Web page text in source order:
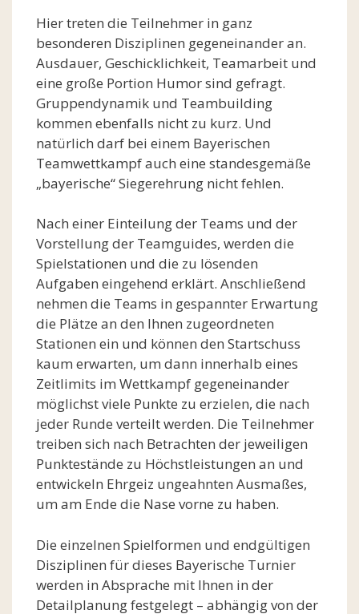
Hier treten die Teilnehmer in ganz
besonderen Disziplinen gegeneinander an.
Ausdauer, Geschicklichkeit, Teamarbeit und
eine große Portion Humor sind gefragt.
Gruppendynamik und Teambuilding
kommen ebenfalls nicht zu kurz. Und
natürlich darf bei einem Bayerischen
Teamwettkampf auch eine standesgemäße
„bayerische“ Siegerehrung nicht fehlen.
Nach einer Einteilung der Teams und der
Vorstellung der Teamguides, werden die
Spielstationen und die zu lösenden
Aufgaben eingehend erklärt. Anschließend
nehmen die Teams in gespannter Erwartung
die Plätze an den Ihnen zugeordneten
Stationen ein und können den Startschuss
kaum erwarten, um dann innerhalb eines
Zeitlimits im Wettkampf gegeneinander
möglichst viele Punkte zu erzielen, die nach
jeder Runde verteilt werden. Die Teilnehmer
treiben sich nach Betrachten der jeweiligen
Punktestände zu Höchstleistungen an und
entwickeln Ehrgeiz ungeahnten Ausmaßes,
um am Ende die Nase vorne zu haben.
Die einzelnen Spielformen und endgültigen
Disziplinen für dieses Bayerische Turnier
werden in Absprache mit Ihnen in der
Detailplanung festgelegt – abhängig von der